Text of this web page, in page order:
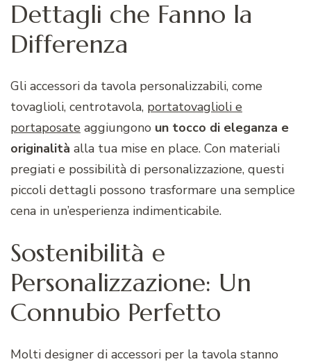
Dettagli che Fanno la
Differenza
Gli accessori da tavola personalizzabili, come
tovaglioli, centrotavola, portatovaglioli e
portaposate aggiungono un tocco di eleganza e
originalità alla tua mise en place. Con materiali
pregiati e possibilità di personalizzazione, questi
piccoli dettagli possono trasformare una semplice
cena in un’esperienza indimenticabile.
Sostenibilità e
Personalizzazione: Un
Connubio Perfetto
Molti designer di accessori per la tavola stanno